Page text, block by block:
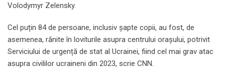
Volodymyr Zelensky.
Cel puțin 84 de persoane, inclusiv șapte copii, au fost, de
asemenea, rănite în loviturile asupra centrului orașului, potrivit
Serviciului de urgență de stat al Ucrainei, fiind cel mai grav atac
asupra civililor ucraineni din 2023, scrie CNN.